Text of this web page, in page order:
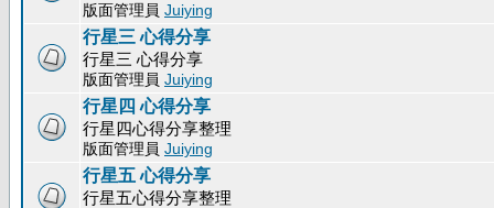
版面管理員 Juiying
行星三 心得分享
行星三 心得分享
版面管理員 Juiying
行星四 心得分享
行星四心得分享整理
版面管理員 Juiying
行星五 心得分享
行星五心得分享整理